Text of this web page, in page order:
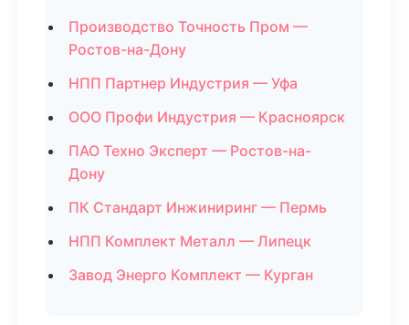
Производство Точность Пром —
Ростов-на-Дону
НПП Партнер Индустрия — Уфа
ООО Профи Индустрия — Красноярск
ПАО Техно Эксперт — Ростов-на-
Дону
ПК Стандарт Инжиниринг — Пермь
НПП Комплект Металл — Липецк
Завод Энерго Комплект — Курган